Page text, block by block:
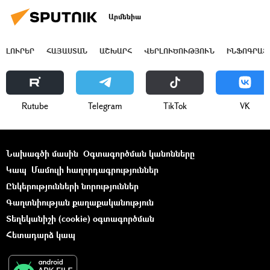
Արմենիա
ԼՈՒՐԵՐ ՀԱՅԱՍՏԱՆ ԱՇԽԱՐՀ ՎԵՐԼՈՒԾՈՒԹՅՈՒՆ
Rutube Telegram ТikТоk VK
Նախագծի մասին Օգտագործման կանոնները
Կապ Մամուլի հաղորդագրություններ
Ընկերությունների նորություններ
Գաղտնիության քաղաքականություն
Տեղեկանիշի (cookie) օգտագործման
Հետադարձ կապ